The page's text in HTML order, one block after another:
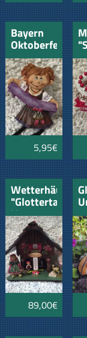
Bayern
Oktoberfest
"Dirndl"
5,95€
"
Wetterhäusle
"Glottertal"
Hexe
89,00€